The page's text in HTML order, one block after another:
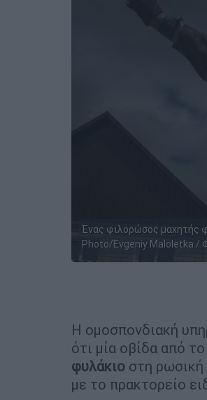
Ένας φιλορώσος μαχητής
Photo/Evgeniy Maloletka /
Η ομοσπονδιακή
ότι μία οβίδα από
φυλάκιο στη ρωσική
με το πρακτορείο